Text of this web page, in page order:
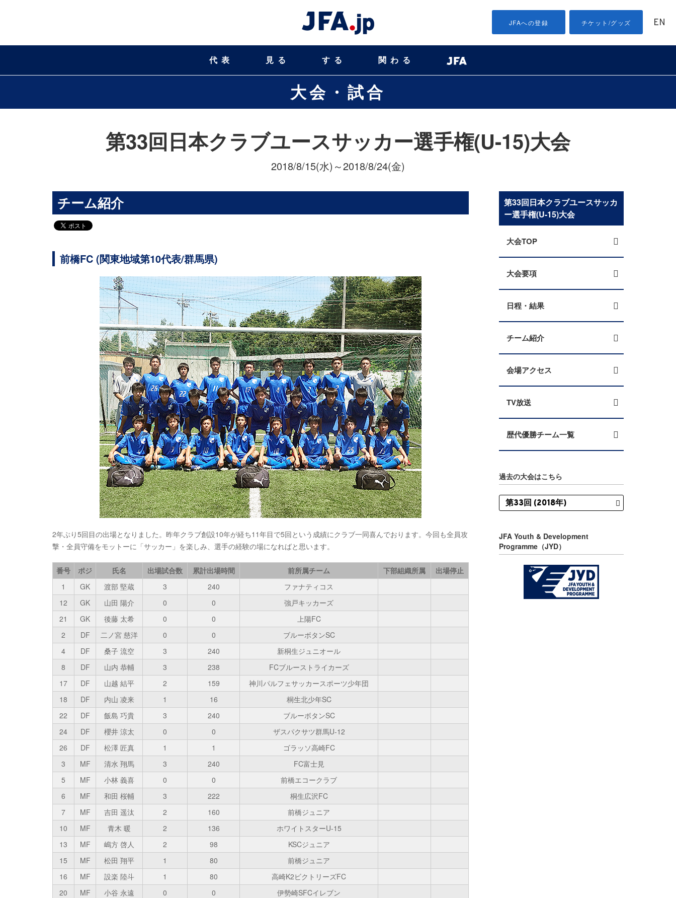
JFAへの登録 チケット/グッズ EN
代表 見る する 関わる
大会・試合
第33回日本クラブユースサッカー選手権(U-15)大会
2018/8/15(水)～2018/8/24(金)
チーム紹介
前橋FC (関東地域第10代表/群馬県)
2年ぶり5回目の出場となりました。昨年クラブ創設10年が経ち11年目で5回という成績にクラブ一同喜んでおります。今回も全員攻
撃・全員守備をモットーに「サッカー」を楽しみ、選手の経験の場になればと思います。
番号 ポジ 氏名 出場試合数 累計出場時間 前所属チーム 下部組織所属
出場停止
1
GK 渡部 堅蔵 3 240
ファナティコス
12
GK 山田 陽介 0 0
強戸キッカーズ
21
GK 後藤 太希 0 0
上陽FC
2
DF 二ノ宮 慈洋 0 0
ブルーボタンSC
4
DF 桑子 流空 3 240
新桐生ジュニオール
8
DF 山内 恭輔 3 238
FCブルーストライカーズ
17
DF 山越 結平 2 159
神川パルフェサッカースポーツ少年団
18
DF 内山 凌来 1 16
桐生北少年SC
22
DF 飯島 巧貴 3 240
ブルーボタンSC
24
DF 櫻井 涼太 0 0
ザスパクサツ群馬U-12
26
DF 松澤 匠真 1 1
ゴラッソ高崎FC
3
MF 清水 翔馬 3 240
FC富士見
5
MF 小林 義喜 0 0
前橋エコークラブ
6
MF 和田 桜輔 3 222
桐生広沢FC
7
MF 吉田 遥汰 2 160
前橋ジュニア
10
MF 青木 暖 2 136
ホワイトスターU-15
13
MF 嶋方 啓人 2 98
KSCジュニア
15
MF 松田 翔平 1 80
前橋ジュニア
16
MF 設楽 陸斗 1 80
高崎K2ビクトリーズFC
20
MF 小谷 永遠 0 0
伊勢崎SFCイレブン
第33回日本クラブユースサッカ
ー選手権(U-15)大会
大会TOP
大会要項
日程・結果
チーム紹介
会場アクセス
TV放送
歴代優勝チーム一覧
過去の大会はこちら
JFA Youth & Development
Programme（JYD）